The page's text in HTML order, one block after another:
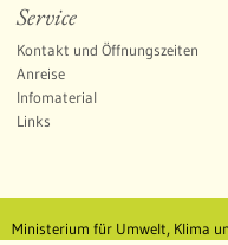
Service
Kontakt und Öffnungszeiten
Anreise
Infomaterial
Links
Ministerium für Umwelt, Klima